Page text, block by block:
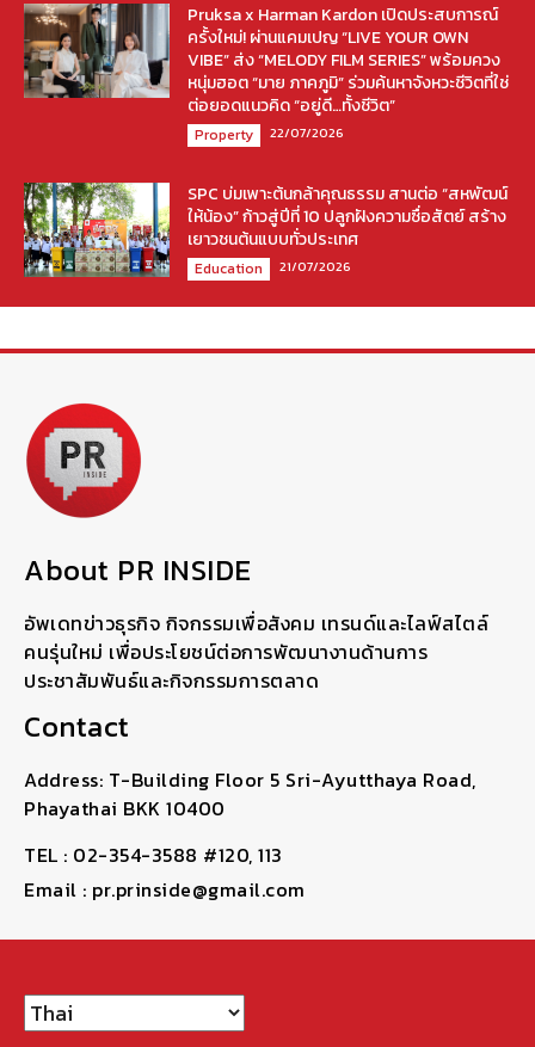
Pruksa x Harman Kardon เปิดประสบการณ์
ครั้งใหม่! ผ่านแคมเปญ “LIVE YOUR OWN
VIBE” ส่ง “MELODY FILM SERIES” พร้อมควง
หนุ่มฮอต “มาย ภาคภูมิ” ร่วมค้นหาจังหวะชีวิตที่ใช่
ต่อยอดแนวคิด “อยู่ดี…ทั้งชีวิต”
Property 22/07/2026
SPC บ่มเพาะต้นกล้าคุณธรรม สานต่อ “สหพัฒน์
ให้น้อง” ก้าวสู่ปีที่ 10 ปลูกฝังความซื่อสัตย์ สร้าง
เยาวชนต้นแบบทั่วประเทศ
Education 21/07/2026
About PR INSIDE
อัพเดทข่าวธุรกิจ กิจกรรมเพื่อสังคม เทรนด์และไลฟ์สไตล์
คนรุ่นใหม่ เพื่อประโยชน์ต่อการพัฒนางานด้านการ
ประชาสัมพันธ์และกิจกรรมการตลาด
Contact
Address: T-Building Floor 5 Sri-Ayutthaya Road,
Phayathai BKK 10400
TEL : 02-354-3588 #120, 113
Email : pr.prinside@gmail.com